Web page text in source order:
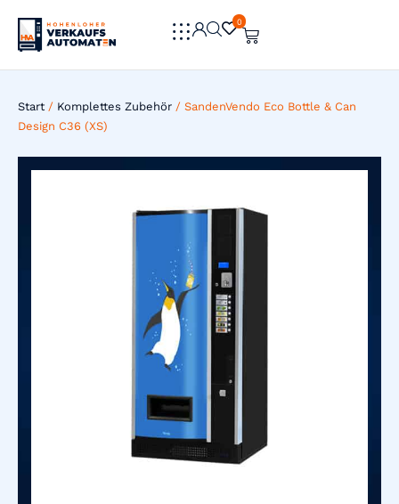
0
0
Start / Komplettes Zubehör / SandenVendo Eco Bottle & Can
Design C36 (XS)